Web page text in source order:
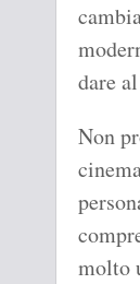
dare
Non
molto